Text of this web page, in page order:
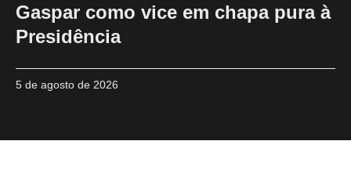
Gaspar como vice em chapa pura à
Presidência
5 de agosto de 2026